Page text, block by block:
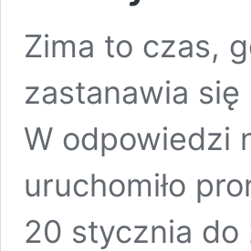
Zima to czas,
zastanawia się
W odpowiedzi
uruchomiło
20 stycznia